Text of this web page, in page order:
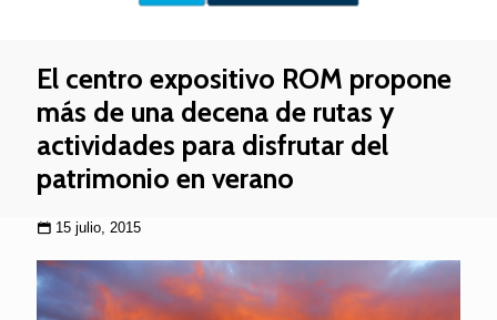
El centro expositivo ROM propone
más de una decena de rutas y
actividades para disfrutar del
patrimonio en verano
15 julio, 2015